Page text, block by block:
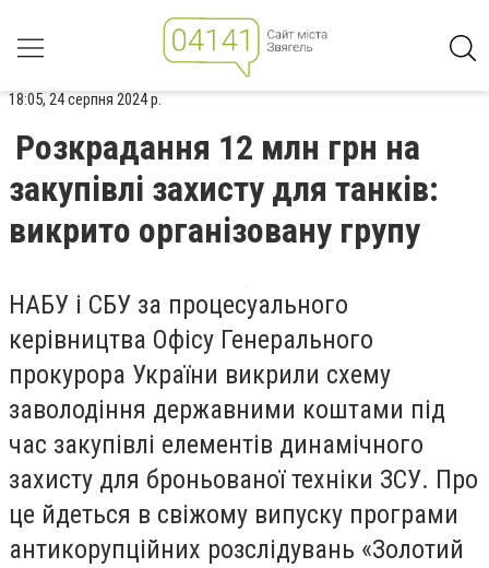
18:05, 24 серпня 2024 р.
Розкрадання 12 млн грн на
закупівлі захисту для танків:
викрито організовану групу
НАБУ і СБУ за процесуального
керівництва Офісу Генерального
прокурора України викрили схему
заволодіння державними коштами під
час закупівлі елементів динамічного
захисту для броньованої техніки ЗСУ. Про
це йдеться в свіжому випуску програми
антикорупційних розслідувань «Золотий